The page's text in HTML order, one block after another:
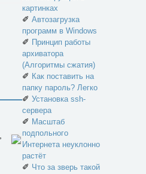
картинках
✐ Автозагрузка
программ в Windows
✐ Принцип работы
архиватора
(Алгоритмы сжатия)
✐ Как поставить на
папку пароль? Легко
✐ Установка ssh-
сервера
✐ Масштаб
подпольного
Интернета неуклонно
растёт
✐ Что за зверь такой